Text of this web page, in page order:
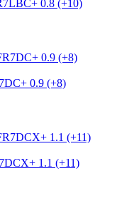
0.8 (+10)
0.9 (+8)
1.1 (+11)